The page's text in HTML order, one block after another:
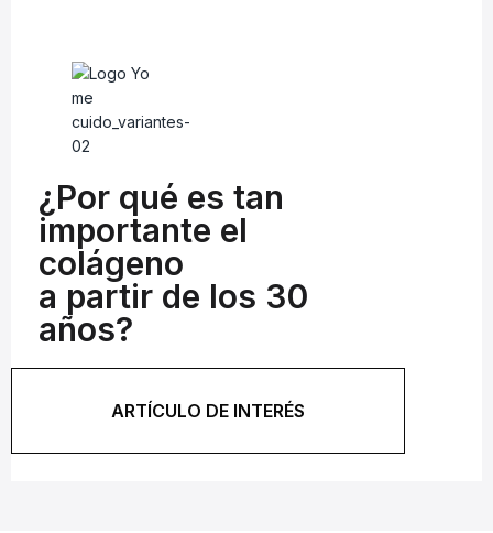
¿Por qué es tan
importante el
colágeno
a partir de los 30
años?
ARTÍCULO DE INTERÉS